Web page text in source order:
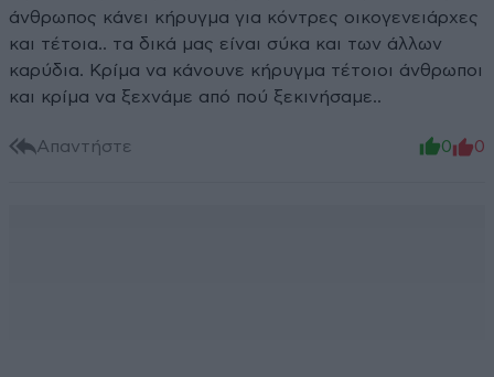
άνθρωπος κάνει κήρυγμα για κόντρες οικογενειάρχες
και τέτοια.. τα δικά μας είναι σύκα και των άλλων
καρύδια. Κρίμα να κάνουνε κήρυγμα τέτοιοι άνθρωποι
και κρίμα να ξεχνάμε από πού ξεκινήσαμε..
Απαντήστε 0 0